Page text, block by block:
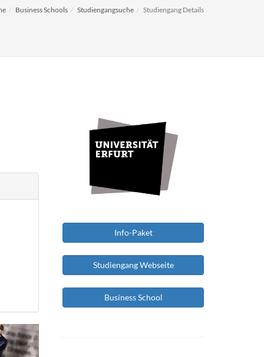
Business Schools Studiengangsuche Studiengang Details
Info-Paket
Studiengang Webseite
Business School